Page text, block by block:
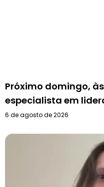
Próximo domingo,
especialista em
6 de agosto de 2026